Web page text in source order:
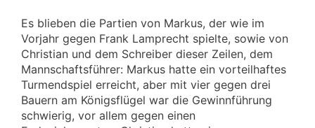
Es blieben die Partien von Markus, der wie im
Vorjahr gegen Frank Lamprecht spielte, sowie von
Christian und dem Schreiber dieser Zeilen, dem
Mannschaftsführer: Markus hatte ein vorteilhaftes
Turmendspiel erreicht, aber mit vier gegen drei
Bauern am Königsflügel war die Gewinnführung
schwierig, vor allem gegen einen